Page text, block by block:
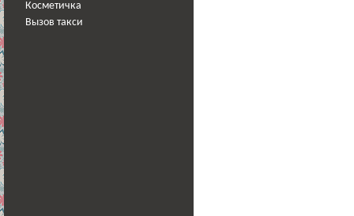
Косметичка
Вызов такси